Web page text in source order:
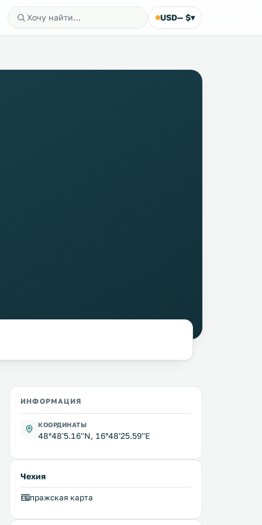
USD— $▾
ИНФОРМАЦИЯ
КООРДИНАТЫ
48°48'5.16''N, 16°48'25.59''E
Чехия
пражская карта